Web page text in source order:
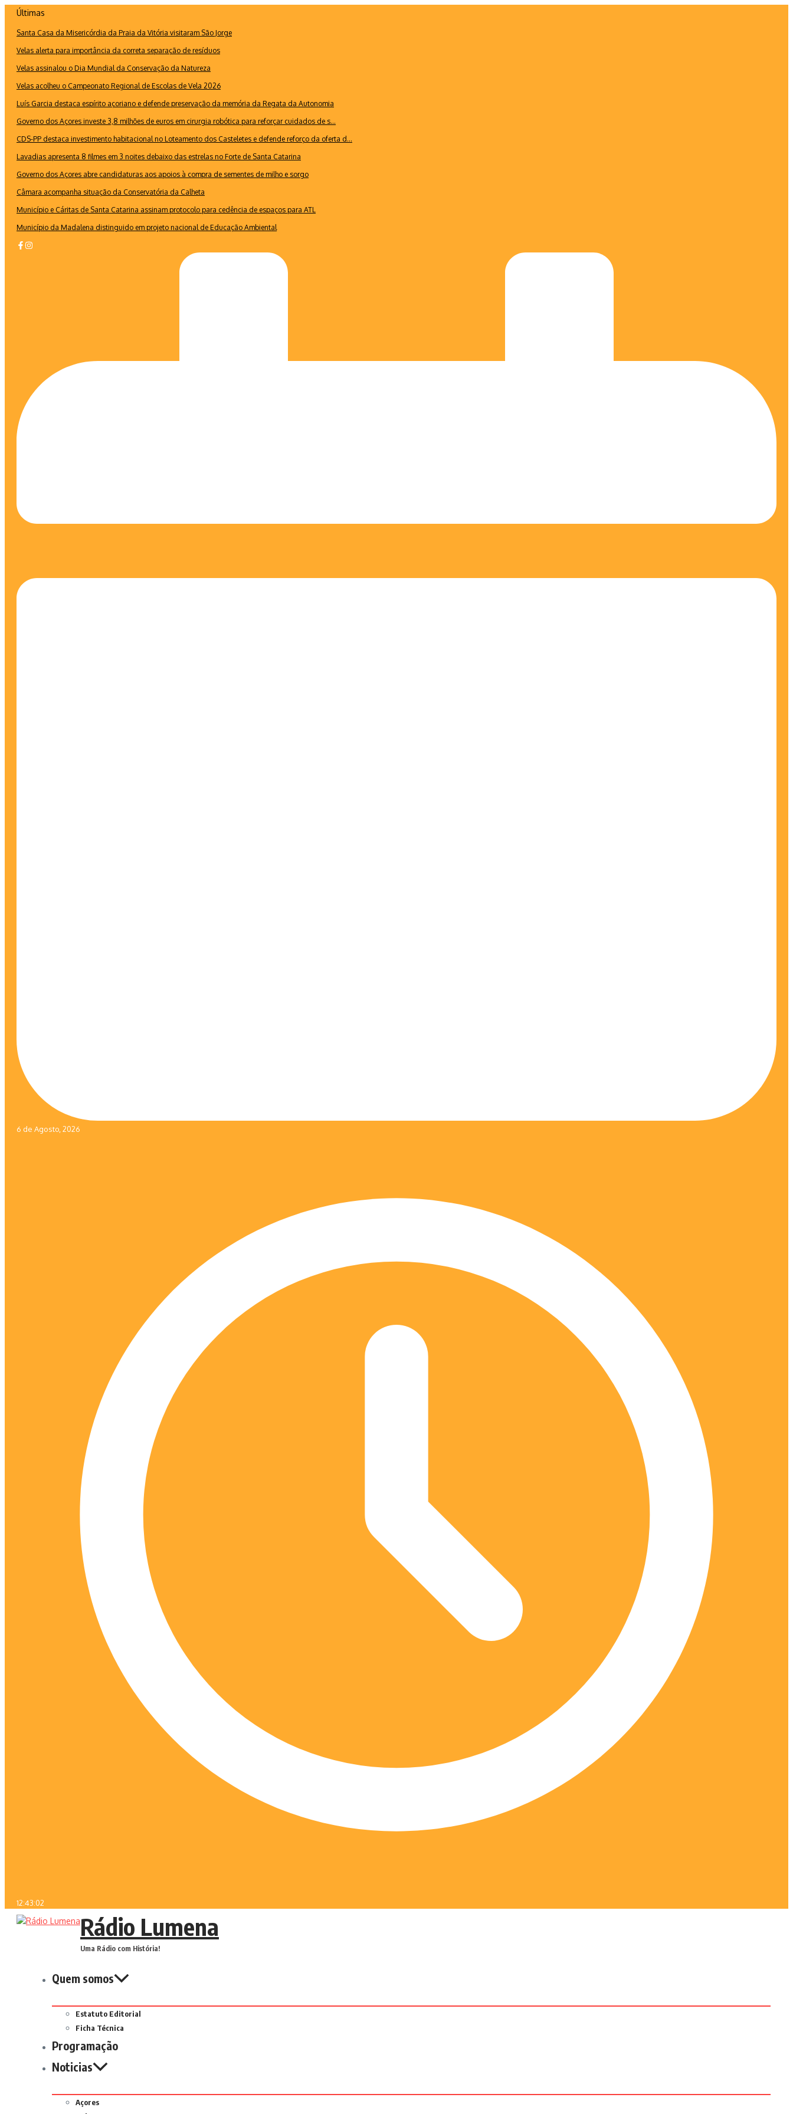
conteúdo
Últimas
Santa Casa da Misericórdia da Praia da Vitória visitaram São Jorge
Velas alerta para importância da correta separação de resíduos
Velas assinalou o Dia Mundial da Conservação da Natureza
Velas acolheu o Campeonato Regional de Escolas de Vela 2026
Luís Garcia destaca espírito açoriano e defende preservação da memória da Regata da Autonomia
Governo dos Açores investe 3,8 milhões de euros em cirurgia robótica para reforçar cuidados de s...
CDS-PP destaca investimento habitacional no Loteamento dos Casteletes e defende reforço da oferta d...
Lavadias apresenta 8 filmes em 3 noites debaixo das estrelas no Forte de Santa Catarina
Governo dos Açores abre candidaturas aos apoios à compra de sementes de milho e sorgo
Câmara acompanha situação da Conservatória da Calheta
Município e Cáritas de Santa Catarina assinam protocolo para cedência de espaços para ATL
Município da Madalena distinguido em projeto nacional de Educação Ambiental
6 de Agosto, 2026
12:43:02
Rádio Lumena
Uma Rádio com História!
Quem somos
Estatuto Editorial
Ficha Técnica
Programação
Noticias
Açores